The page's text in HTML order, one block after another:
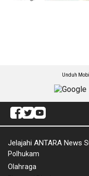
Unduh
Jelajahi ANTARA News
Polhukam
Olahraga